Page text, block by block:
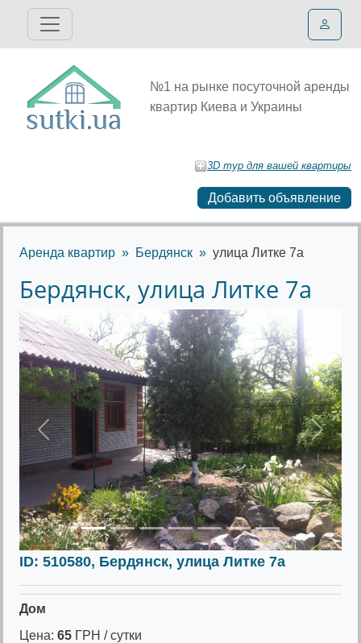
№1 на рынке посуточной аренды
квартир Киева и Украины
3D тур для вашей квартиры
Добавить объявление
Аренда квартир Бердянск улица Литке 7а
Бердянск, улица Литке 7а
Предыдущее
ID: 510580, Бердянск, улица Литке 7а
Дом
Цена: 65 ГРН / сутки